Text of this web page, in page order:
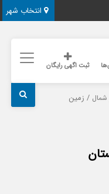
انتخاب شهر
ثبت اگهی رایگان
شمال / زمین